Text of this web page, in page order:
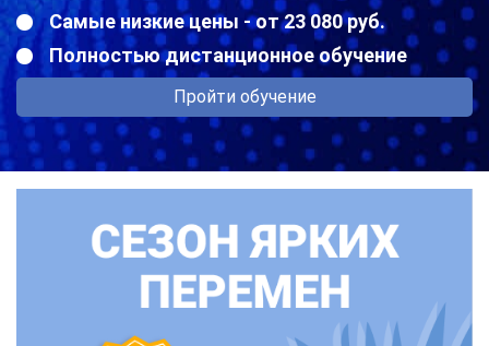
Самые низкие цены - от 23 080 руб.
Полностью дистанционное обучение
Пройти обучение